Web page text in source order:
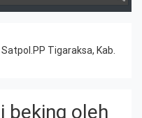
Tigaraksa, Kab.
beking oleh